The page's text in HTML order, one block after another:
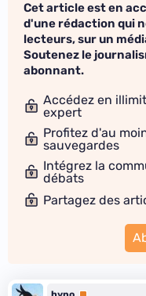
Cet article est en
d'une rédaction qui
lecteurs, sur un
Soutenez le
abonnant.
Accédez en
expert
Profitez d'au
sauvegardes
Intégrez la
débats
Partagez des